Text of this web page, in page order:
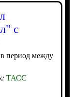
с
период между
ТАСС